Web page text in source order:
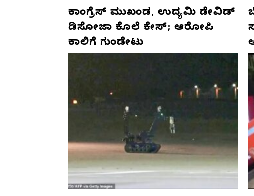
ಕಾಂಗ್ರೆಸ್‌ ಮುಖಂಡ, ಉದ್ಯಮಿ ಡೇವಿಡ್‌
ಡಿಸೋಜಾ ಕೊಲೆ ಕೇಸ್;‌ ಆರೋಪಿ
ಕಾಲಿಗೆ ಗುಂಡೇಟು